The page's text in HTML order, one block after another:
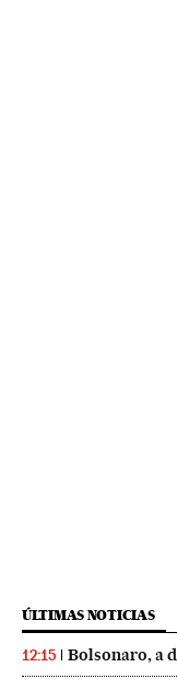
ÚLTIMAS NOTICIAS
12:15 Bolsonaro, a